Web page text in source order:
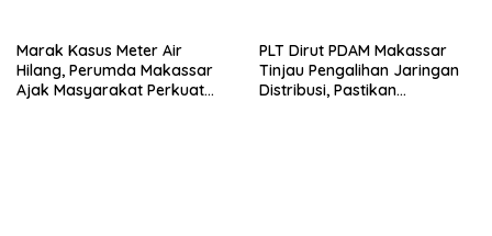
Marak Kasus Meter Air
Hilang, Perumda Makassar
Ajak Masyarakat Perkuat
PLT Dirut PDAM Makassar
Tinjau Pengalihan Jaringan
Distribusi, Pastikan